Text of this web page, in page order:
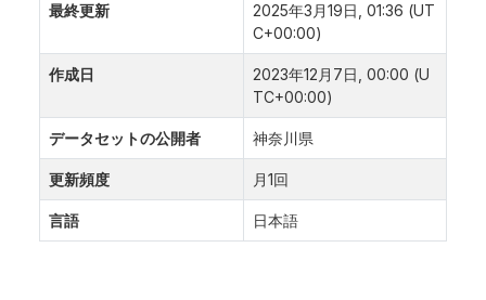
最終更新
2025年3月19日, 01:36 (UT
C+00:00)
作成日
2023年12月7日, 00:00 (U
TC+00:00)
データセットの公開者 神奈川県
更新頻度 月1回
言語 日本語